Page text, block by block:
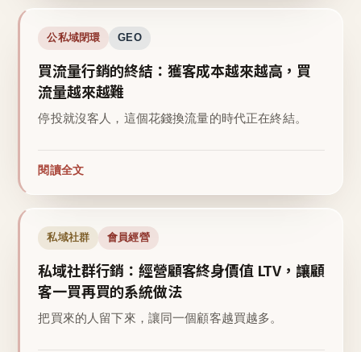
公私域閉環 GEO
買流量行銷的終結：獲客成本越來越高，買
流量越來越難
停投就沒客人，這個花錢換流量的時代正在終結。
閱讀全文
私域社群 會員經營
私域社群行銷：經營顧客終身價值 LTV，讓顧
客一買再買的系統做法
把買來的人留下來，讓同一個顧客越買越多。